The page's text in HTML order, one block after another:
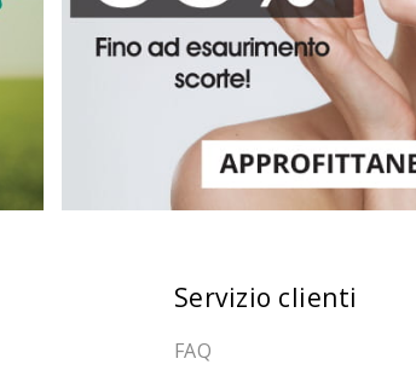
Servizio clienti
FAQ